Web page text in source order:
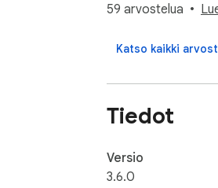
59 arvostelua
Katso kaikki
Tiedot
Versio
3.6.0